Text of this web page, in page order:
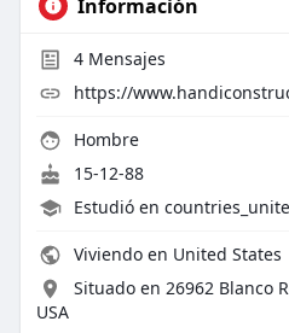
Información
4Mensajes
https://
Hombre
15-12-88
Estudió en
Viviendo en United States
Situado en 26962 Blanco
USA